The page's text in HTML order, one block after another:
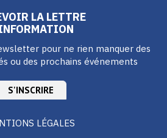
LA LETTRE
pour ne rien manquer des
ou des prochains événements
S'INSCRIRE
LÉGALES